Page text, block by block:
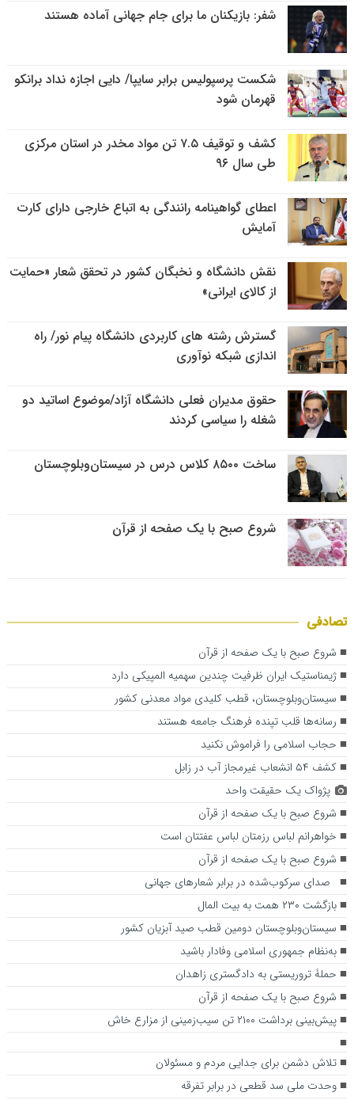
شفر: بازیکنان ما برای جام جهانی آماده هستند
شکست پرسپولیس برابر سایپا/ دایی اجازه نداد برانکو
قهرمان شود
کشف و توقیف ۷.۵ تن مواد مخدر در استان مرکزی
طی سال ۹۶
اعطای گواهینامه رانندگی به اتباع خارجی دارای کارت
آمایش
نقش دانشگاه و نخبگان کشور در تحقق شعار «حمایت
از کالای ایرانی»
گسترش رشته های کاربردی دانشگاه پیام نور/ راه
اندازی شبکه نوآوری
حقوق مدیران فعلی دانشگاه آزاد/موضوع اساتید دو
شغله را سیاسی کردند
ساخت ۸۵۰۰ کلاس درس در سیستان‌وبلوچستان
شروع صبح با یک صفحه از قرآن
تصادفی
شروع صبح با یک صفحه از قرآن
ژیمناستیک ایران ظرفیت چندین سهمیه المپیکی دارد
سیستان‌وبلوچستان، قطب کلیدی مواد معدنی کشور
رسانه‌ها قلب تپنده فرهنگ جامعه هستند
حجاب اسلامی را فراموش نکنید
کشف ۵۴ انشعاب غیرمجاز آب در زابل
پژواک یک حقیقت واحد
شروع صبح با یک صفحه از قرآن
خواهرانم لباس رزمتان لباس عفتتان است
شروع صبح با یک صفحه از قرآن
صدای سرکوب‌شده در برابر شعارهای جهانی
بازگشت ۲۳۰ همت به بیت المال
سیستان‌وبلوچستان دومین قطب صید آبزیان کشور
به‌نظام جمهوری اسلامی وفادار باشید
حملۀ تروریستی به دادگستری زاهدان
شروع صبح با یک صفحه از قرآن
پیش‌بینی برداشت ۲۱۰۰ تن سیب‌زمینی از مزارع خاش
تلاش دشمن برای جدایی مردم و مسئولان
وحدت ملی سد قطعی در برابر تفرقه